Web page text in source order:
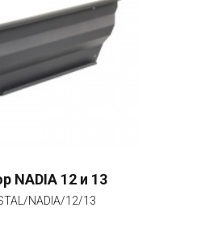
NADIA 12 и 13
NADIA/12/13